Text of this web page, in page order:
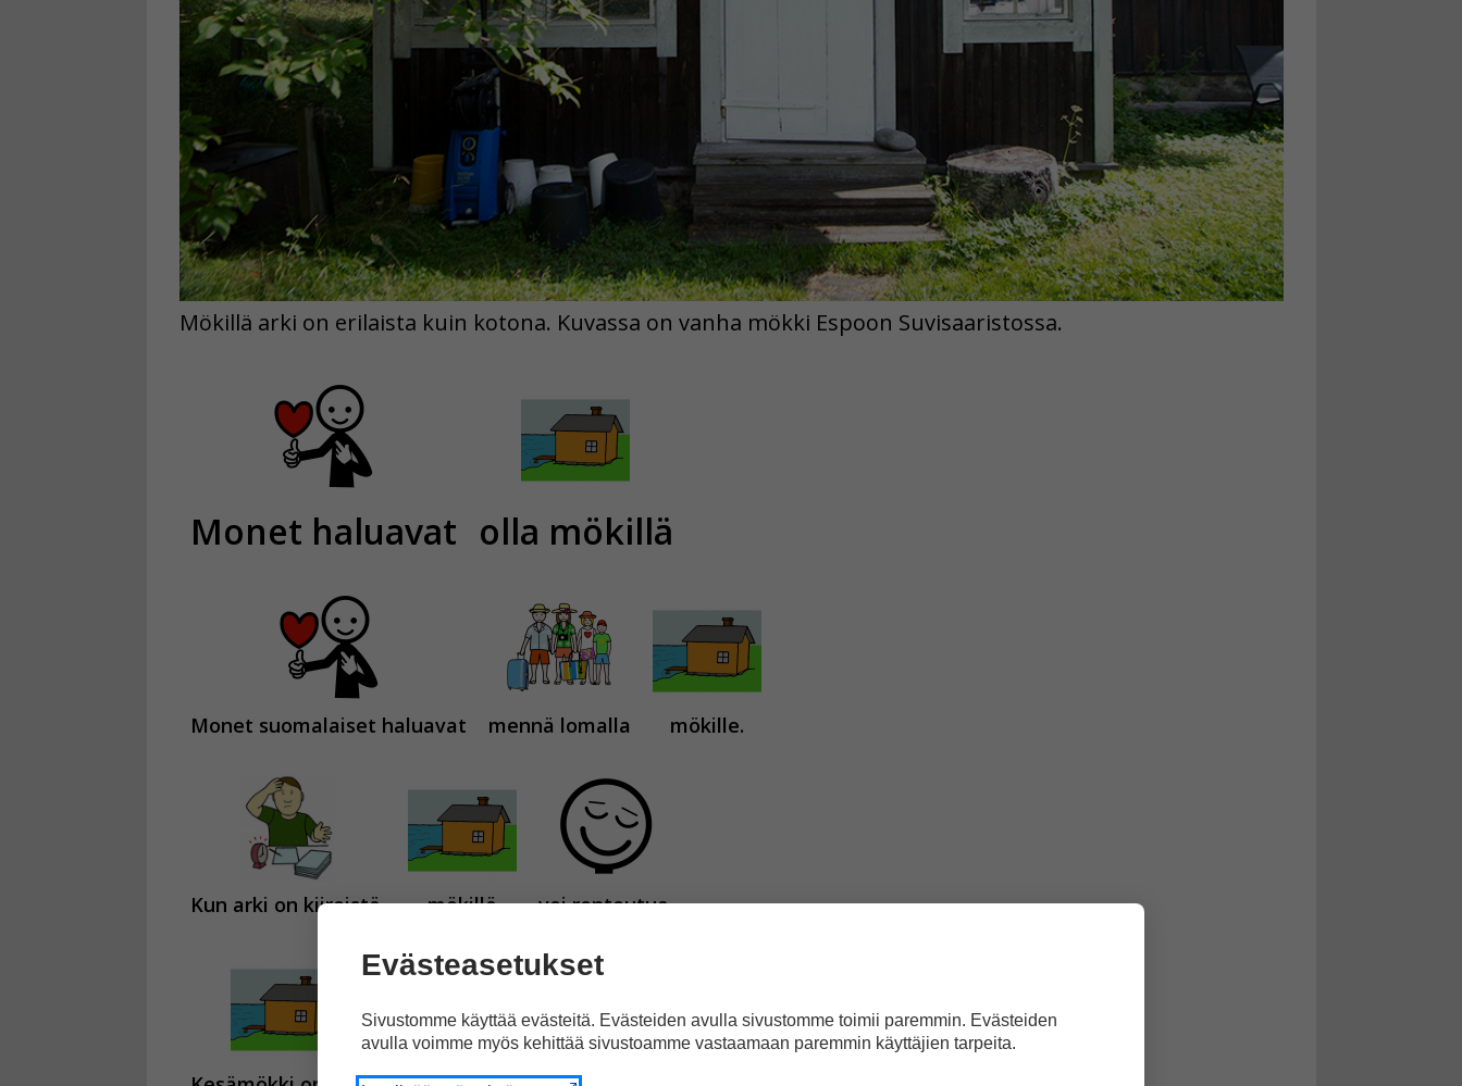
Monet haluavat olla mökillä
Mökillä arki on erilaista kuin kotona. Kuvassa on vanha mökki Espoon Suvisaaristossa.
Monet suomalaiset haluavat mennä lomalla mökille.
Kun arki on kiireistä, mökillä voi rentoutua.
Evästeasetukset
Sivustomme käyttää evästeitä. Evästeiden avulla sivustomme toimii paremmin. Evästeiden
avulla voimme myös kehittää sivustoamme vastaamaan paremmin käyttäjien tarpeita.